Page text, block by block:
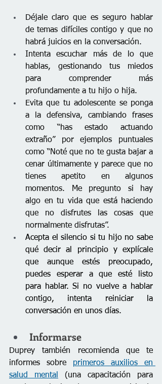
Déjale claro que es seguro hablar
de temas difíciles contigo y que no
habrá juicios en la conversación.
Intenta escuchar más de lo que
hablas, gestionando tus miedos
para comprender más
profundamente a tu hijo o hija.
Evita que tu adolescente se ponga
a la defensiva, cambiando frases
como “has estado actuando
extraño” por ejemplos puntuales
como “Noté que no te gusta bajar a
cenar últimamente y parece que no
tienes apetito en algunos
momentos. Me pregunto si hay
algo en tu vida que está haciendo
que no disfrutes las cosas que
normalmente disfrutas”.
Acepta el silencio si tu hijo no sabe
qué decir al principio y explícale
que aunque estés preocupado,
puedes esperar a que esté listo
para hablar. Si no vuelve a hablar
contigo, intenta reiniciar la
conversación en unos días.
Informarse
Duprey también recomienda que te
informes sobre primeros auxilios en
salud mental
(una capacitación para